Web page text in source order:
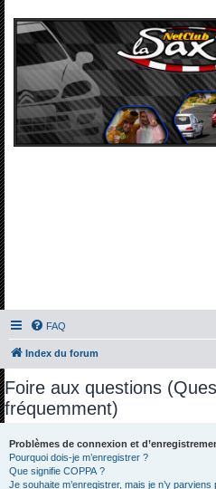
FAQ
Index du forum
Foire aux questions
fréquemment)
Problèmes de connexion et
Pourquoi dois-je m’enregistrer ?
Que signifie COPPA ?
Je souhaite m’enregistrer, mais je n’y parviens